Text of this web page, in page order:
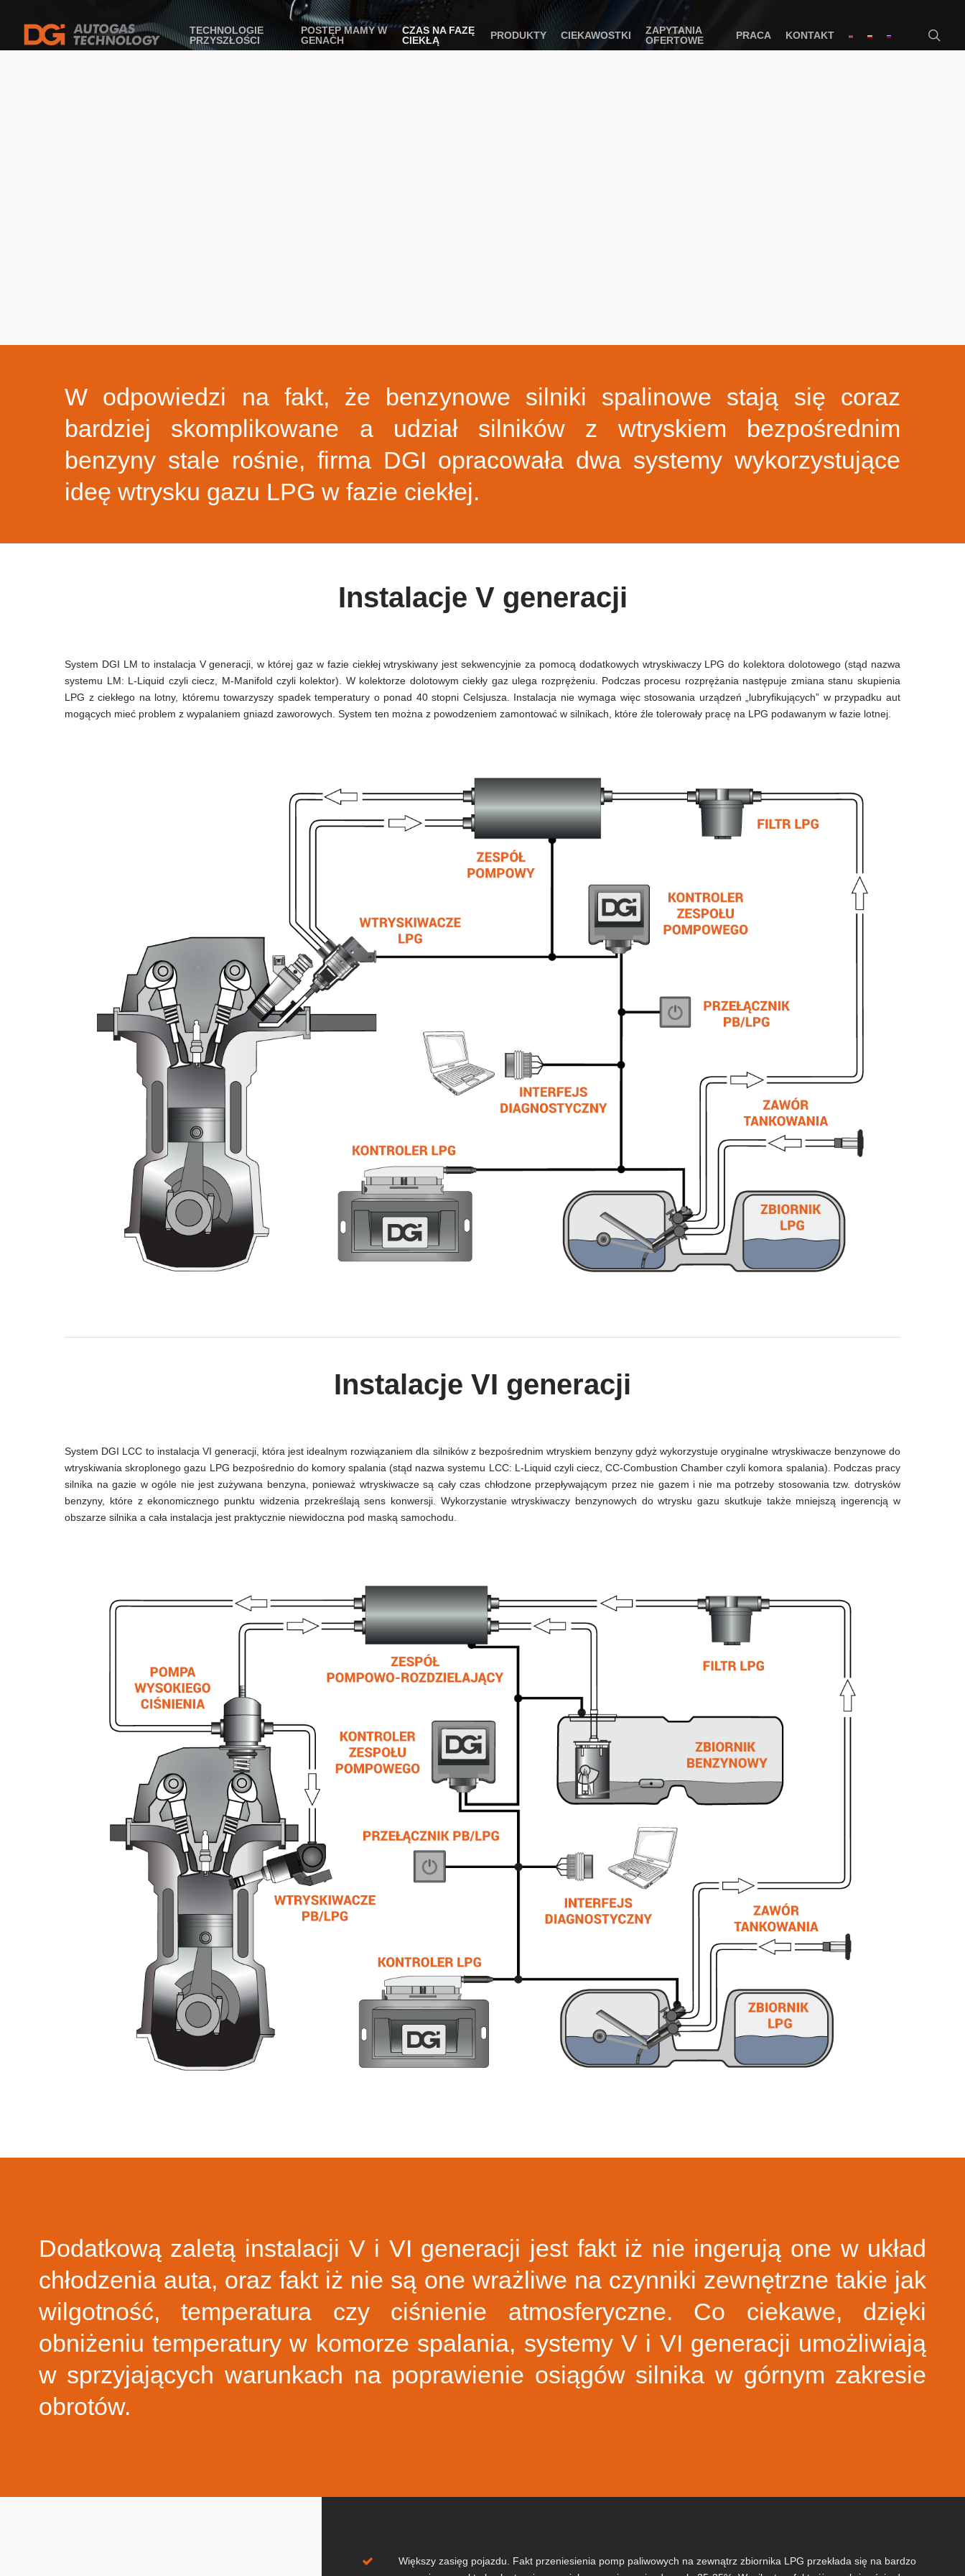
TECHNOLOGIE
PRZYSZŁOŚCI
POSTĘP MAMY W
GENACH
CZAS NA FAZĘ
CIEKŁĄ
PRODUKTY CIEKAWOSTKI
ZAPYTANIA
OFERTOWE
PRACA KONTAKT
W odpowiedzi na fakt, że benzynowe silniki spalinowe stają się coraz
bardziej skomplikowane a udział silników z wtryskiem bezpośrednim
benzyny stale rośnie, firma DGI opracowała dwa systemy wykorzystujące
ideę wtrysku gazu LPG w fazie ciekłej.
Instalacje V generacji
System DGI LM to instalacja V generacji, w której gaz w fazie ciekłej wtryskiwany jest sekwencyjnie za pomocą dodatkowych wtryskiwaczy LPG do kolektora dolotowego (stąd nazwa
systemu LM: L-Liquid czyli ciecz, M-Manifold czyli kolektor). W kolektorze dolotowym ciekły gaz ulega rozprężeniu. Podczas procesu rozprężania następuje zmiana stanu skupienia
LPG z ciekłego na lotny, któremu towarzyszy spadek temperatury o ponad 40 stopni Celsjusza. Instalacja nie wymaga więc stosowania urządzeń „lubryfikujących” w przypadku aut
mogących mieć problem z wypalaniem gniazd zaworowych. System ten można z powodzeniem zamontować w silnikach, które źle tolerowały pracę na LPG podawanym w fazie lotnej.
Instalacje VI generacji
System DGI LCC to instalacja VI generacji, która jest idealnym rozwiązaniem dla silników z bezpośrednim wtryskiem benzyny gdyż wykorzystuje oryginalne wtryskiwacze benzynowe do
wtryskiwania skroplonego gazu LPG bezpośrednio do komory spalania (stąd nazwa systemu LCC: L-Liquid czyli ciecz, CC-Combustion Chamber czyli komora spalania). Podczas pracy
silnika na gazie w ogóle nie jest zużywana benzyna, ponieważ wtryskiwacze są cały czas chłodzone przepływającym przez nie gazem i nie ma potrzeby stosowania tzw. dotrysków
benzyny, które z ekonomicznego punktu widzenia przekreślają sens konwersji. Wykorzystanie wtryskiwaczy benzynowych do wtrysku gazu skutkuje także mniejszą ingerencją w
obszarze silnika a cała instalacja jest praktycznie niewidoczna pod maską samochodu.
Dodatkową zaletą instalacji V i VI generacji jest fakt iż nie ingerują one w układ
chłodzenia auta, oraz fakt iż nie są one wrażliwe na czynniki zewnętrzne takie jak
wilgotność, temperatura czy ciśnienie atmosferyczne. Co ciekawe, dzięki
obniżeniu temperatury w komorze spalania, systemy V i VI generacji umożliwiają
w sprzyjających warunkach na poprawienie osiągów silnika w górnym zakresie
obrotów.
Większy zasięg pojazdu. Fakt przeniesienia pomp paliwowych na zewnątrz zbiornika LPG przekłada się na bardzo